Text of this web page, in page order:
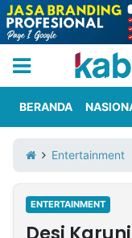
Iklan
Berita
Kami
BERANDA
Entertainment
ENTERTAINMENT